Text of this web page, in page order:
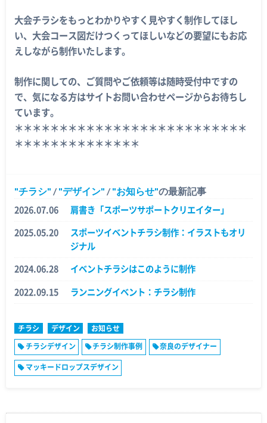
大会チラシをもっとわかりやすく見やすく制作してほし
い、大会コース図だけつくってほしいなどの要望にもお応
えしながら制作いたします。
制作に関しての、ご質問やご依頼等は随時受付中ですの
で、気になる方はサイトお問い合わせページからお待ちし
ています。
＊＊＊＊＊＊＊＊＊＊＊＊＊＊＊＊＊＊＊＊＊＊＊＊＊＊
＊＊＊＊＊＊＊＊＊＊＊＊＊＊
チラシ / デザイン / お知らせ の最新記事
2026.07.06 肩書き「スポーツサポートクリエイター」
2025.05.20
スポーツイベントチラシ制作：イラストもオリ
ジナル
2024.06.28 イベントチラシはこのように制作
2022.09.15 ランニングイベント：チラシ制作
チラシ デザイン お知らせ
チラシデザイン チラシ制作事例 奈良のデザイナー
マッキードロップスデザイン